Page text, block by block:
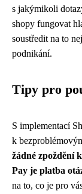
s jakýmikoli
shopy fungovat
soustředit na to
podnikání.
Tipy pro
S implementací
k
žádné zpoždění
Pay je platba
na to, co je pro